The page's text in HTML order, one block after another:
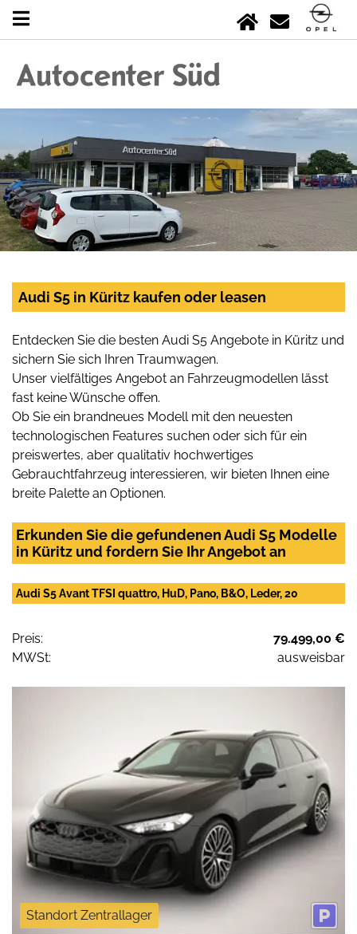
Audi S5 in Küritz kaufen oder leasen
Entdecken Sie die besten Audi S5 Angebote in Küritz und
sichern Sie sich Ihren Traumwagen.
Unser vielfältiges Angebot an Fahrzeugmodellen lässt
fast keine Wünsche offen.
Ob Sie ein brandneues Modell mit den neuesten
technologischen Features suchen oder sich für ein
preiswertes, aber qualitativ hochwertiges
Gebrauchtfahrzeug interessieren, wir bieten Ihnen eine
breite Palette an Optionen.
Erkunden Sie die gefundenen Audi S5 Modelle
in Küritz und fordern Sie Ihr Angebot an
Audi S5 Avant TFSI quattro, HuD, Pano, B&O, Leder, 20
Preis:
79.499,00 €
MWSt:
ausweisbar
Standort Zentrallager